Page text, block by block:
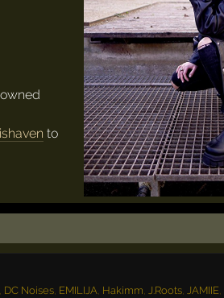
to
DC Noises, EMILIJA, Hakimm, J.Roots, JAMIIE,